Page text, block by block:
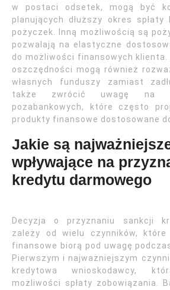
w postaci odsetek, mogą być
planujących dłuższy okres
pożyczek. Inną możliwością są
pozwalają na elastyczne
do możliwości finansowych klienta.
oszczędności mogą również
własnych funduszy zamiast
także zwrócić uwagę na
pozabankowych, które często
produkty finansowe dostosowane
Jakie są
wpływające na
kredytu darmowego
Decyzja o przyznaniu sankcji
zależy od wielu czynników,
finansowe biorą pod uwagę
Pierwszym i najważniejszym
kredytowa wnioskodawcy,
możliwości spłaty zobowiązania.